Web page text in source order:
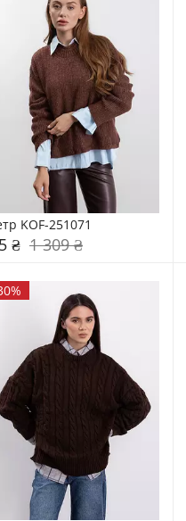
KOF-251071
₴ 1 309 ₴